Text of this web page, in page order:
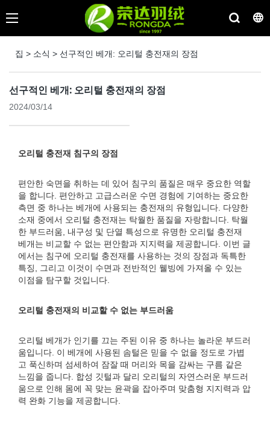
집 > 소식 > 선구적인 베개: 오리털 충전재의 장점
선구적인 베개: 오리털 충전재의 장점
2024/03/14
오리털 충전재 침구의 장점
편안한 숙면을 취하는 데 있어 침구의 품질은 매우 중요한 역할
을 합니다. 편안하고 고급스러운 수면 경험에 기여하는 중요한
측면 중 하나는 베개에 사용되는 충전재의 유형입니다. 다양한
소재 중에서 오리털 충전재는 탁월한 품질을 자랑합니다. 탁월
한 부드러움, 내구성 및 단열 특성으로 유명한 오리털 충전재
베개는 비교할 수 없는 편안함과 지지력을 제공합니다. 이번 글
에서는 침구에 오리털 충전재를 사용하는 것의 장점과 독특한
특징, 그리고 이것이 수면과 전반적인 웰빙에 가져올 수 있는
이점을 탐구할 것입니다.
오리털 충전재의 비교할 수 없는 부드러움
오리털 베개가 인기를 끄는 주된 이유 중 하나는 놀라운 부드러
움입니다. 이 베개에 사용된 솜털은 믿을 수 없을 정도로 가볍
고 푹신하며 섬세하여 잠잘 때 머리와 목을 감싸는 구름 같은
느낌을 줍니다. 합성 깃털과 달리 오리털의 자연스러운 부드러
움으로 인해 몸에 꼭 맞는 윤곽을 잡아주며 맞춤형 지지력과 압
력 완화 기능을 제공합니다.